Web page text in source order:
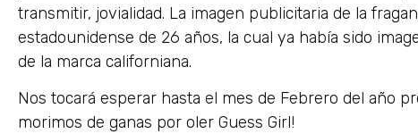
transmitir, jovialidad. La imagen publicitaria de la
estadounidense de 26 años, la cual ya había sido
de la marca californiana.
Nos tocará esperar hasta el mes de Febrero del año
morimos de ganas por oler Guess Girl!